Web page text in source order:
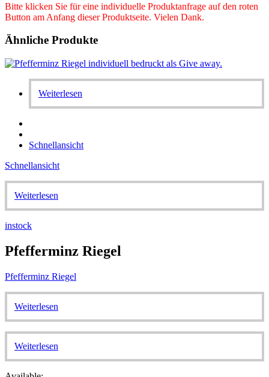
Bitte klicken Sie für eine individuelle Produktanfrage auf den roten
Button am Anfang dieser Produktseite. Vielen Dank.
Ähnliche Produkte
Weiterlesen
Schnellansicht
Schnellansicht
Weiterlesen
instock
Pfefferminz Riegel
Pfefferminz Riegel
Weiterlesen
Weiterlesen